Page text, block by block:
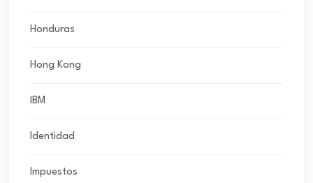
Honduras
Hong Kong
IBM
Identidad
Impuestos